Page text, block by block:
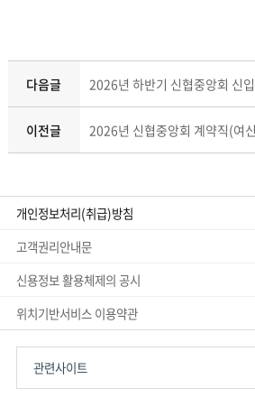
다음글
이전글 2026년 신협중앙회 계약직(여
개인정보처리(취급)방침
고객권리안내문
신용정보 활용체제의 공시
위치기반서비스 이용약관
관련사이트